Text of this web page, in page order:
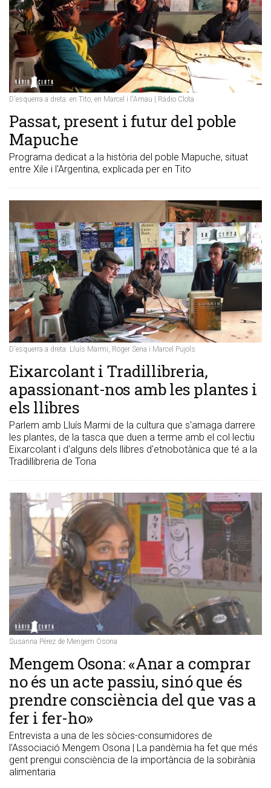
D'esquerra a dreta: en Tito, en Marcel i l'Arnau | Ràdio Clota
Passat, present i futur del poble
Mapuche
Programa dedicat a la història del poble Mapuche, situat
entre Xile i l'Argentina, explicada per en Tito
D'esquerra a dreta: Lluís Marmi, Roger Sena i Marcel Pujols
Eixarcolant i Tradillibreria,
apassionant-nos amb les plantes i
els llibres
Parlem amb Lluís Marmi de la cultura que s'amaga darrere
les plantes, de la tasca que duen a terme amb el col·lectiu
Eixarcolant i d'alguns dels llibres d'etnobotànica que té a la
Tradillibreria de Tona
Susanna Pérez de Mengem Osona
Mengem Osona: «Anar a comprar
no és un acte passiu, sinó que és
prendre consciència del que vas a
fer i fer-ho»
Entrevista a una de les sòcies-consumidores de
l'Associació Mengem Osona | La pandèmia ha fet que més
gent prengui consciència de la importància de la sobirània
alimentaria